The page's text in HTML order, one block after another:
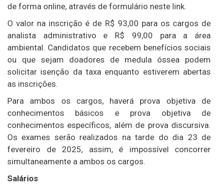
de forma online, através de formulário neste link.
O valor na inscrição é de R$ 93,00 para os cargos de
analista administrativo e R$ 99,00 para a área
ambiental. Candidatos que recebem benefícios sociais
ou que sejam doadores de medula óssea podem
solicitar isenção da taxa enquanto estiverem abertas
as inscrições.
Para ambos os cargos, haverá prova objetiva de
conhecimentos básicos e prova objetiva de
conhecimentos específicos, além de prova discursiva.
Os exames serão realizados na tarde do dia 23 de
fevereiro de 2025, assim, é impossível concorrer
simultaneamente a ambos os cargos.
Salários